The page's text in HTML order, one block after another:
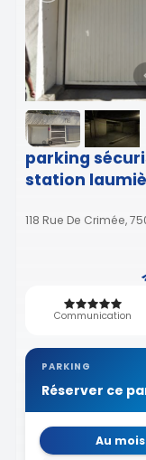
parking
station
118 Rue De Crimée,
Communication
PARKING
Réserver ce
Au mois